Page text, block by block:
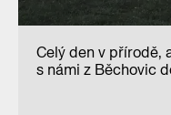
Celý den v přírodě,
s námi z Běchovic